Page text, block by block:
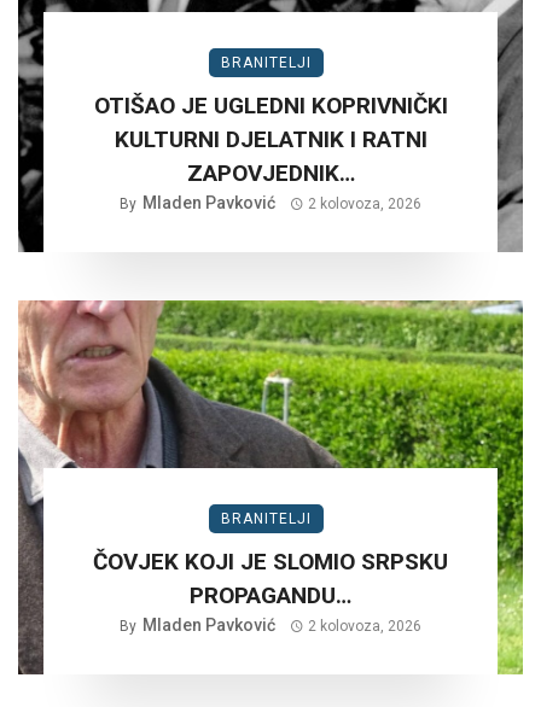
BRANITELJI
OTIŠAO JE UGLEDNI KOPRIVNIČKI
KULTURNI DJELATNIK I RATNI
ZAPOVJEDNIK…
By Mladen Pavković 2 kolovoza, 2026
BRANITELJI
ČOVJEK KOJI JE SLOMIO SRPSKU
PROPAGANDU…
By Mladen Pavković 2 kolovoza, 2026